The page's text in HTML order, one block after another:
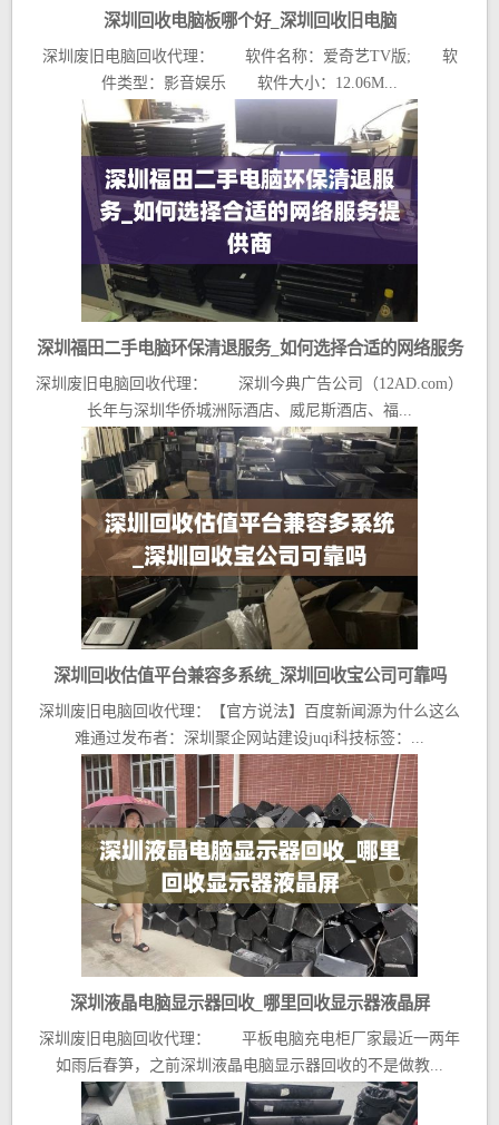
深圳回收电脑板哪个好_深圳回收旧电脑
深圳废旧电脑回收代理： 软件名称：爱奇艺TV版; 软
件类型：影音娱乐 软件大小：12.06M...
深圳福田二手电脑环保清退服务_如何选择合适的网络服务
提供商
深圳废旧电脑回收代理： 深圳今典广告公司（12AD.com）
长年与深圳华侨城洲际酒店、威尼斯酒店、福...
深圳回收估值平台兼容多系统_深圳回收宝公司可靠吗
深圳废旧电脑回收代理：【官方说法】百度新闻源为什么这么
难通过发布者：深圳聚企网站建设juqi科技标签：...
深圳液晶电脑显示器回收_哪里回收显示器液晶屏
深圳废旧电脑回收代理： 平板电脑充电柜厂家最近一两年
如雨后春笋，之前深圳液晶电脑显示器回收的不是做教...